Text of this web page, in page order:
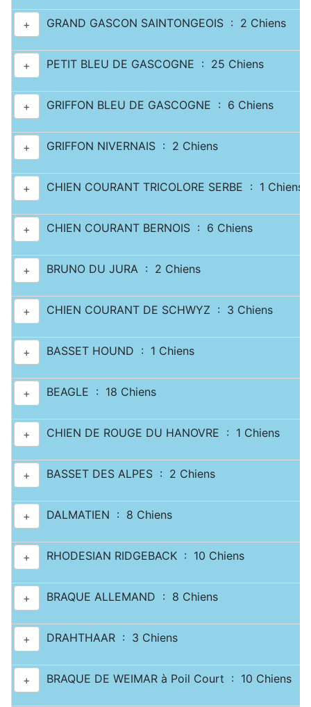
+ GRAND GASCON SAINTONGEOIS : 2 Chiens
+ PETIT BLEU DE GASCOGNE : 25 Chiens
+ GRIFFON BLEU DE GASCOGNE : 6 Chiens
+ GRIFFON NIVERNAIS : 2 Chiens
+ CHIEN COURANT TRICOLORE SERBE : 1 Chiens
+ CHIEN COURANT BERNOIS : 6 Chiens
+ BRUNO DU JURA : 2 Chiens
+ CHIEN COURANT DE SCHWYZ : 3 Chiens
+ BASSET HOUND : 1 Chiens
+ BEAGLE : 18 Chiens
+ CHIEN DE ROUGE DU HANOVRE : 1 Chiens
+ BASSET DES ALPES : 2 Chiens
+ DALMATIEN : 8 Chiens
+ RHODESIAN RIDGEBACK : 10 Chiens
+ BRAQUE ALLEMAND : 8 Chiens
+ DRAHTHAAR : 3 Chiens
+ BRAQUE DE WEIMAR à Poil Court : 10 Chiens